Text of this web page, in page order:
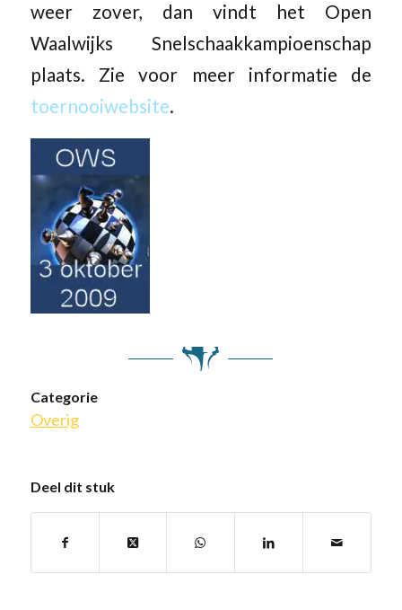
weer zover, dan vindt het Open
Waalwijks Snelschaakkampioenschap
plaats. Zie voor meer informatie de
toernooiwebsite.
Categorie
Overig
Deel dit stuk